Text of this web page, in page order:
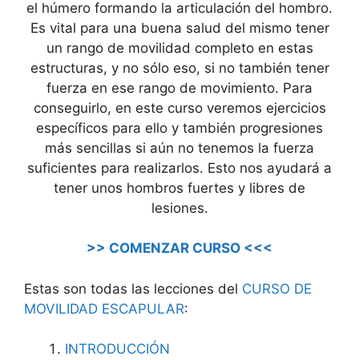
el húmero formando la articulación del hombro.
Es vital para una buena salud del mismo tener
un rango de movilidad completo en estas
estructuras, y no sólo eso, si no también tener
fuerza en ese rango de movimiento. Para
conseguirlo, en este curso veremos ejercicios
específicos para ello y también progresiones
más sencillas si aún no tenemos la fuerza
suficientes para realizarlos. Esto nos ayudará a
tener unos hombros fuertes y libres de
lesiones.
>> COMENZAR CURSO <<<
Estas son todas las lecciones del CURSO DE
MOVILIDAD ESCAPULAR:
INTRODUCCIÓN